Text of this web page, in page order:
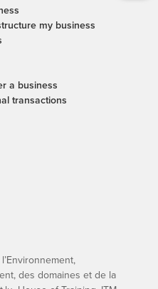
my business
a business
transactions
des domaines et de la